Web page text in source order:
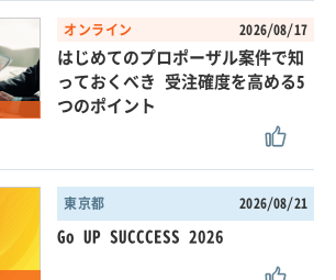
オンライン 2026/08/17
はじめてのプロポーザル案件で知
っておくべき 受注確度を高める5
つのポイント
東京都 2026/08/21
Go UP SUCCCESS 2026